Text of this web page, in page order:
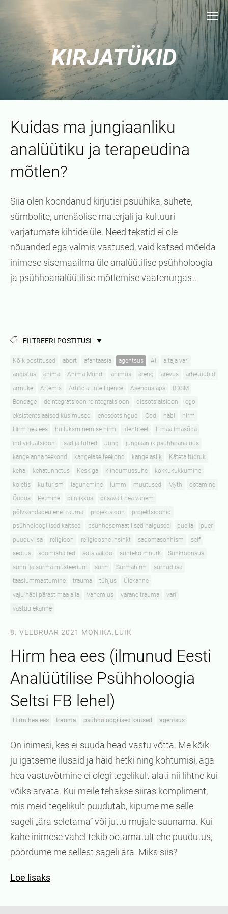
KIRJATÜKID
Kuidas ma jungiaanliku
analüütiku ja terapeudina
mõtlen?
Siia olen koondanud kirjutisi psüühika, suhete,
sümbolite, unenäolise materjali ja kultuuri
varjatumate kihtide üle. Need tekstid ei ole
nõuanded ega valmis vastused, vaid katsed mõelda
inimese sisemaailma üle analüütilise psühholoogia
ja psühhoanalüütilise mõtlemise vaatenurgast.
FILTREERI POSTITUSI
Kõik postitused abort afantaasia agentsus AI
aitaja vari
ängistus
anima Anima Mundi animus areng ärevus
arhetüübid
armuke
Artemis Artificial Intelligence Asenduslaps
BDSM
Bondage
deintegratsioon-reintegratsioon dissotsiatsioon
ego
eksistentsiaalsed küsimused
eneseotsingud God häbi
hirm
Hirm hea ees
hulluksminemise hirm identiteet
II maailmasõda
individuatsioon
Isad ja tütred Jung
jungiaanlik psühhoanalüüs
kangelanna teekond
kangelase teekond kangelaslik
Käteta tüdruk
keha
kehatunnetus Keskiga kiindumussuhe
kokkukukkumine
koletis
kulturism lagunemine lumm muutused Myth
ootamine
Õudus
Petmine piinlikkus
piisavalt hea vanem
põlvkondadeülene trauma
projektsioon
projektsioonid
psühholoogilised kaitsed
psühhosomaatilised haigused puella
puer
puuduv isa
religioon religioosne insinkt sadomasohhism
self
seotus
söömishäired sotsiaaltöö suhtekolmnurk
Sünkroonsus
sünni ja surma müsteerium
surm Surmahirm
surnud isa
taaslummastumine
trauma tühjus
Ülekanne
vaju häbi pärast maa alla
Vanemlus varane trauma
vari
vastuülekanne
8. VEEBRUAR 2021 MONIKA.LUIK
Hirm hea ees (ilmunud Eesti
Analüütilise Psühholoogia
Seltsi FB lehel)
Hirm hea ees trauma psühholoogilised kaitsed agentsus
On inimesi, kes ei suuda head vastu võtta. Me kõik
ju igatseme ilusaid ja häid hetki ning kohtumisi, aga
hea vastuvõtmine ei olegi tegelikult alati nii lihtne kui
võiks arvata. Kui meile tehakse siiras kompliment,
mis meid tegelikult puudutab, kipume me selle
sageli „ära seletama” või juttu mujale suunama. Kui
kahe inimese vahel tekib ootamatult ehe puudutus,
pöördume me sellest sageli ära. Miks siis?
Loe lisaks